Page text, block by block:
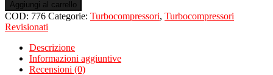
per
AUDI
A6
TDiPF
Aggiungi al carrello
COD: 776 Categorie: Turbocompressori, Turbocompressori
Revisionati
Descrizione
Informazioni aggiuntive
Recensioni (0)